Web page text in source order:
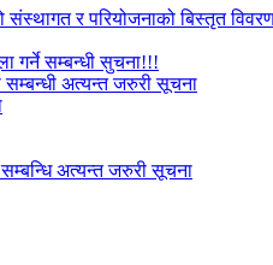
संस्थागत र परियोजनाको बिस्तृत
गर्ने सम्बन्धी सुचना!!!
अत्यन्त जरुरी सूचना
अत्यन्त जरुरी सूचना